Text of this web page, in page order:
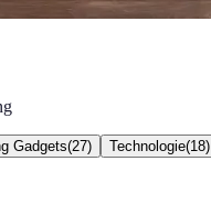
Gadgets(27) Technologie(18)